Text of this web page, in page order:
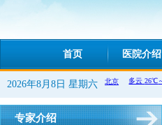
首页 医院介绍
2026年8月8日 星期六
专家介绍